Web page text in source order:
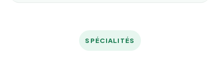
SPÉCIALITÉS